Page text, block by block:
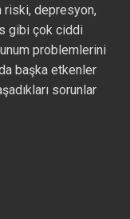
riski, depresyon,
gibi çok ciddi
problemlerini
başka etkenler
sorunlar